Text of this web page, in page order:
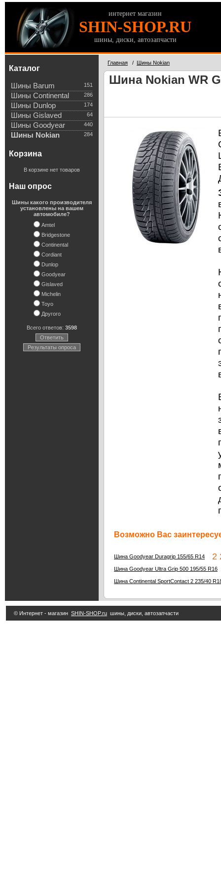
интернет магазин
SHIN-SHOP.RU
шины, диски, автозапчасти
Каталог
151
Шины Barum
286
Шины Continental
174
Шины Dunlop
64
Шины Gislaved
440
Шины Goodyear
284
Шины Nokian
Корзина
В корзине нет товаров
Наш опрос
Шины какого производителя
установлены на вашем
автомобиле?
Amtel
Bridgestone
Continental
Cordiant
Dunlop
Goodyear
Gislaved
Michelin
Toyo
Другого
Всего ответов: 3598
Ответить
Результаты опроса
Главная / Шины Nokian
Шина Nokian WR
Возможно Вас
Шина Goodyear Duragrip 155/65 R14 2
Шина Goodyear Ultra Grip 500 195/55 R16
Шина Continental SportContact 2 235/40
© Интернет - магазин SHIN-SHOP.ru шины, диски, автозапчасти